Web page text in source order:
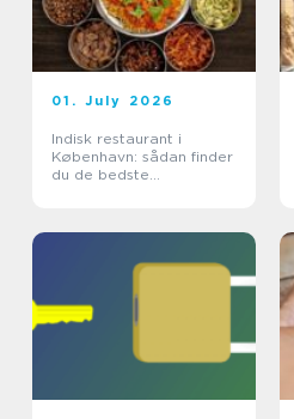
01. July 2026
Indisk restaurant i
København: sådan finder
du de bedste